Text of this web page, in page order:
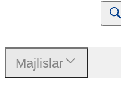
Majlislar